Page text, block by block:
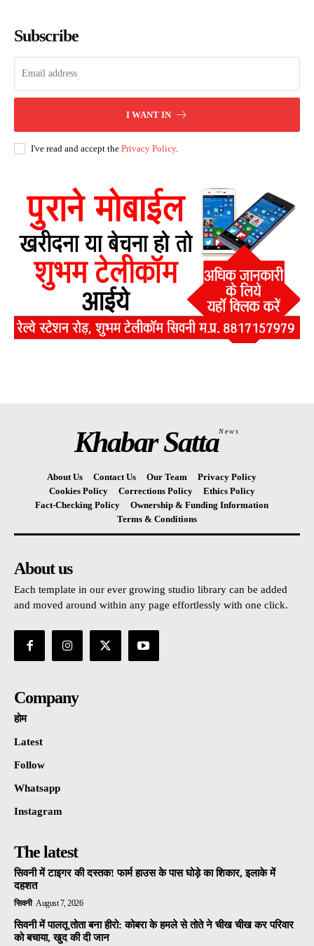
Subscribe
I WANT IN
I've read and accept the Privacy Policy.
Khabar SattaNews
About Us Contact Us Our Team
Privacy Policy
Cookies Policy
Corrections Policy
Ethics Policy
Fact-Checking Policy
Ownership & Funding Information
Terms & Conditions
About us
Each template in our ever growing studio library can be added
and moved around within any page effortlessly with one click.
Company
होम
Latest
Follow
Whatsapp
Instagram
The latest
सिवनी में टाइगर की दस्तक! फार्म हाउस के पास घोड़े का शिकार, इलाके में
दहशत
सिवनी August 7, 2026
सिवनी में पालतू तोता बना हीरो: कोबरा के हमले से तोते ने चीख चीख कर परिवार
को बचाया, खुद की दी जान